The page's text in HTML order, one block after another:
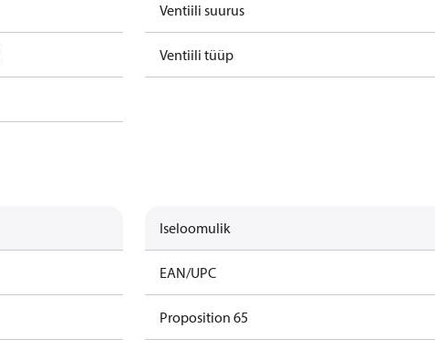
Ventiili suurus
Ventiili tüüp
Iseloomulik
EAN/UPC
Proposition 65